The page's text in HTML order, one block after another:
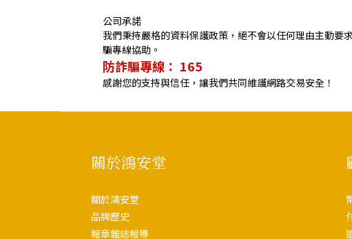
公司承諾
我們秉持嚴格的資料保護政策，絕不會以任何理由主動要
騙專線協助。
防詐騙專線： 165
感謝您的支持與信任，讓我們共同維護網路交易安全！
關於鴻安堂
關於鴻安堂
品牌歷史
報章雜誌報導